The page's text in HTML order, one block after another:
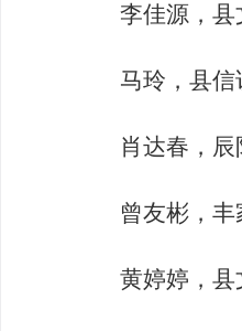
李佳源，县
马玲， 县信
肖达春，辰
曾友彬，丰
黄婷婷， 县